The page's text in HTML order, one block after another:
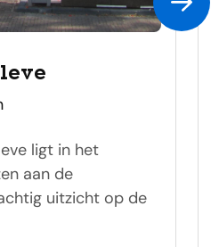
ligt in het
aan de
uitzicht op de